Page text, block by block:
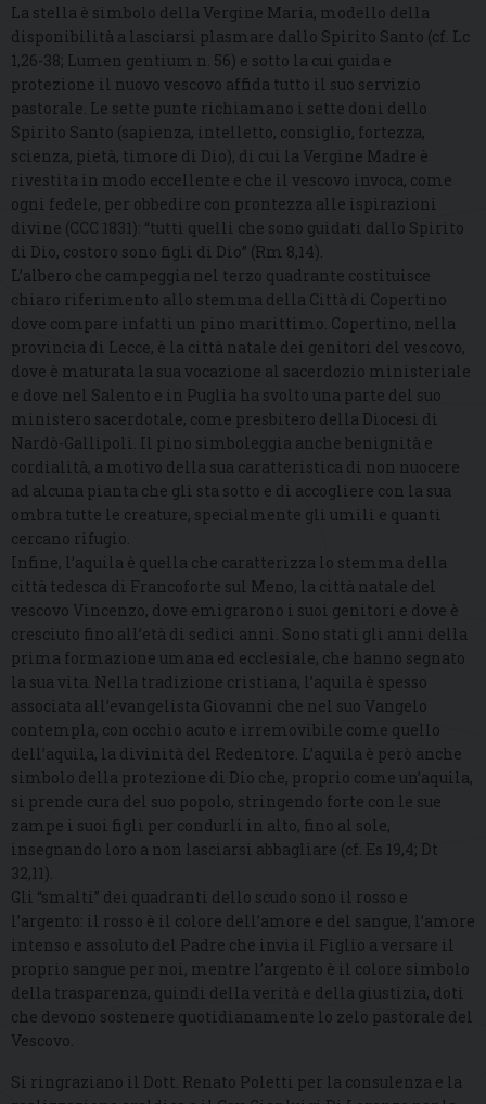
La stella è simbolo della Vergine Maria, modello della
disponibilità a lasciarsi plasmare dallo Spirito Santo (cf. Lc
1,26-38; Lumen gentium n. 56) e sotto la cui guida e
protezione il nuovo vescovo affida tutto il suo servizio
pastorale. Le sette punte richiamano i sette doni dello
Spirito Santo (sapienza, intelletto, consiglio, fortezza,
scienza, pietà, timore di Dio), di cui la Vergine Madre è
rivestita in modo eccellente e che il vescovo invoca, come
ogni fedele, per obbedire con prontezza alle ispirazioni
divine (CCC 1831): “tutti quelli che sono guidati dallo Spirito
di Dio, costoro sono figli di Dio” (Rm 8,14).
L’albero che campeggia nel terzo quadrante costituisce
chiaro riferimento allo stemma della Città di Copertino
dove compare infatti un pino marittimo. Copertino, nella
provincia di Lecce, è la città natale dei genitori del vescovo,
dove è maturata la sua vocazione al sacerdozio ministeriale
e dove nel Salento e in Puglia ha svolto una parte del suo
ministero sacerdotale, come presbitero della Diocesi di
Nardò-Gallipoli. Il pino simboleggia anche benignità e
cordialità, a motivo della sua caratteristica di non nuocere
ad alcuna pianta che gli sta sotto e di accogliere con la sua
ombra tutte le creature, specialmente gli umili e quanti
cercano rifugio.
Infine, l’aquila è quella che caratterizza lo stemma della
città tedesca di Francoforte sul Meno, la città natale del
vescovo Vincenzo, dove emigrarono i suoi genitori e dove è
cresciuto fino all’età di sedici anni. Sono stati gli anni della
prima formazione umana ed ecclesiale, che hanno segnato
la sua vita. Nella tradizione cristiana, l’aquila è spesso
associata all’evangelista Giovanni che nel suo Vangelo
contempla, con occhio acuto e irremovibile come quello
dell’aquila, la divinità del Redentore. L’aquila è però anche
simbolo della protezione di Dio che, proprio come un’aquila,
si prende cura del suo popolo, stringendo forte con le sue
zampe i suoi figli per condurli in alto, fino al sole,
insegnando loro a non lasciarsi abbagliare (cf. Es 19,4; Dt
32,11).
Gli “smalti” dei quadranti dello scudo sono il rosso e
l’argento: il rosso è il colore dell’amore e del sangue, l’amore
intenso e assoluto del Padre che invia il Figlio a versare il
proprio sangue per noi, mentre l’argento è il colore simbolo
della trasparenza, quindi della verità e della giustizia, doti
che devono sostenere quotidianamente lo zelo pastorale del
Vescovo.
Si ringraziano il Dott. Renato Poletti per la consulenza e la